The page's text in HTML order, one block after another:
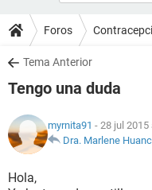
FOROS
SALUD
FAMILIA
NUTRICIÓN
BIENESTAR
Foros
Tema Anterior
Tengo una duda
myrnita91 - 28 jul 2015
Dra. Marlene
Hola,